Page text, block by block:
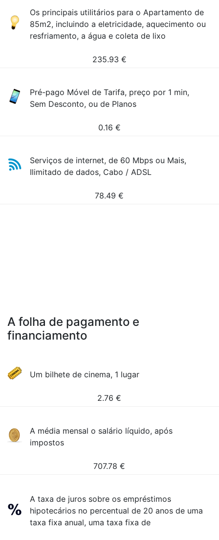
Os principais utilitários para o Apartamento de
85m2, incluindo a eletricidade, aquecimento ou
resfriamento, a água e coleta de lixo
235.93 €
Pré-pago Móvel de Tarifa, preço por 1 min,
Sem Desconto, ou de Planos
0.16 €
Serviços de internet, de 60 Mbps ou Mais,
Ilimitado de dados, Cabo / ADSL
78.49 €
A folha de pagamento e
financiamento
Um bilhete de cinema, 1 lugar
2.76 €
A média mensal o salário líquido, após
impostos
707.78 €
A taxa de juros sobre os empréstimos
hipotecários no percentual de 20 anos de uma
taxa fixa anual, uma taxa fixa de